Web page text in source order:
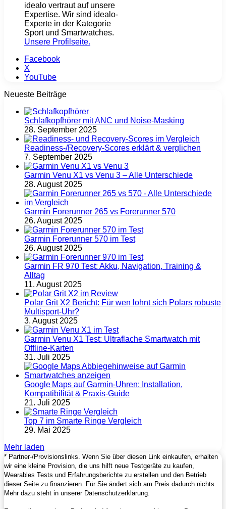
idealo vertraut auf unsere
Expertise. Wir sind idealo-
Experte in der Kategorie
Sport und Smartwatches.
Unsere Profilseite.
Facebook
X
YouTube
Neueste Beiträge
Schlafkopfhörer mit ANC und Noise-Masking
28. September 2025
Readiness-/Recovery-Scores erklärt & verglichen
7. September 2025
Garmin Venu X1 vs Venu 3 – Alle Unterschiede
28. August 2025
Garmin Forerunner 265 vs Forerunner 570
26. August 2025
Garmin Forerunner 570 im Test
26. August 2025
Garmin FR 970 Test: Akku, Navigation, Training &
Alltag
11. August 2025
Polar Grit X2 Bericht: Für wen lohnt sich Polars robuste
Multisport‑Uhr?
3. August 2025
Garmin Venu X1 Test: Ultraflache Smartwatch mit
Offline-Karten
31. Juli 2025
Google Maps auf Garmin‑Uhren: Installation,
Kompatibilität & Praxis‑Guide
21. Juli 2025
Top 7 im Smarte Ringe Vergleich
29. Mai 2025
Mehr laden
* Partner-/Provisionslinks. Wenn Sie über diesen Link einkaufen, erhalten
wir eine kleine Provision, die uns hilft neue Testgeräte zu kaufen,
Wearables Tests und Erfahrungsberichte zu erstellen und den Betrieb
dieser Seite zu finanzieren. Für Sie ändert sich am Preis dadurch nichts.
Mehr dazu steht in unserer Datenschutzerklärung.